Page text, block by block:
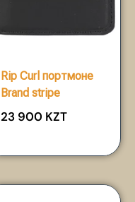
Rip Curl портмоне
Brand stripe
23 900 KZT